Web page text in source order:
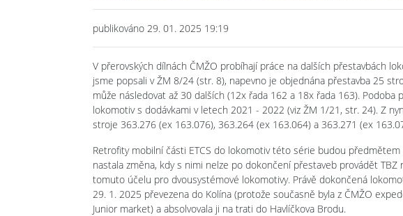
publikováno 29. 01. 2025 19:19
V přerovských dílnách ČMŽO probíhají práce na dalších přestavbách
jsme popsali v ŽM 8/24 (str. 8), napevno je objednána přestavba 25
může následovat až 30 dalších (12x řada 162 a 18x řada 163).
lokomotiv s dodávkami v letech 2021 - 2022 (viz ŽM 1/21, str. 24). Z
stroje 363.276 (ex 163.076), 363.264 (ex 163.064) a 363.271 (ex
Retrofity mobilní části ETCS do lokomotiv této série budou
nastala změna, kdy s nimi nelze po dokončení přestaveb provádět TBZ
tomuto účelu pro dvousystémové lokomotivy. Právě dokončená
29. 1. 2025 převezena do Kolína (protože současně byla z ČMŽO
Junior market) a absolvovala ji na trati do Havlíčkova Brodu.